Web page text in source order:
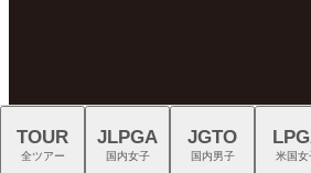
TOUR
全ツアー
JLPGA
国内女子
JGTO
国内男子 米国女